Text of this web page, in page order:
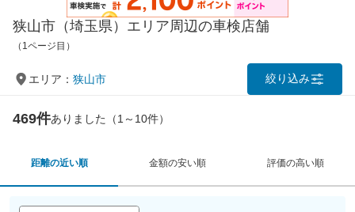
狭山市（埼玉県）エリア周辺の車検店舗
（1ページ目）
エリア： 狭山市 絞り込み
469件ありました（1～10件）
距離の近い順 金額の安い順 評価の高い順